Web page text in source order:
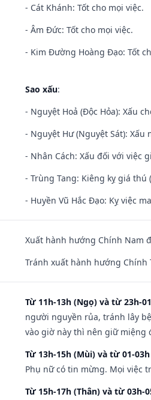
- Cát Khánh: Tốt cho mọi việc.
- Âm Đức: Tốt cho mọi việc.
- Kim Đường Hoàng Đạo: Tốt
Sao xấu:
- Nguyệt Hoả (Độc Hỏa): Xấu
- Nguyệt Hư (Nguyệt Sát):
- Nhân Cách: Xấu đối với việc
- Trùng Tang: Kiêng kỵ giá
- Huyền Vũ Hắc Đạo: Kỵ việc
Xuất hành hướng Chính Nam
Tránh xuất hành hướng Chính
Từ 11h-13h (Ngọ) và từ 23h-
người nguyền rủa, tránh lây
vào giờ này thì nên giữ miệng
Từ 13h-15h (Mùi) và từ 01-
Phụ nữ có tin mừng. Mọi việc
Từ 15h-17h (Thân) và từ 03h-